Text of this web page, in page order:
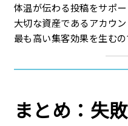
体温が伝わる投稿をサポ
大切な資産であるアカウ
最も高い集客効果を生むの
まとめ：失